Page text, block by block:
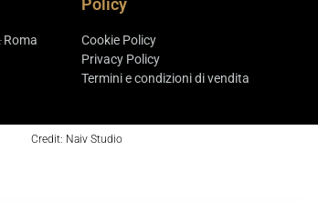
Roma
Policy
Cookie Policy
Privacy Policy
Termini e condizioni di vendita
Credit: Naiv Studio